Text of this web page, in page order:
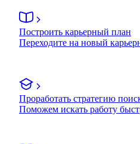
Построить карьерный план
Переходите на новый
Проработать стратегию
Поможем искать работу